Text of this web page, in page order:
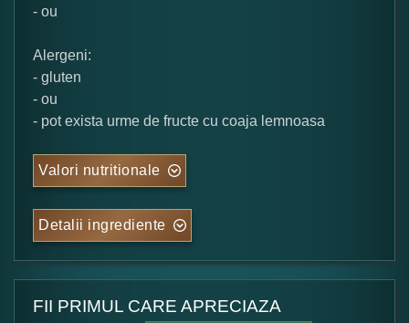
- ou
Alergeni:
- gluten
- ou
- pot exista urme de fructe cu coaja lemnoasa
Valori nutritionale
Detalii ingrediente
FII PRIMUL CARE APRECIAZA